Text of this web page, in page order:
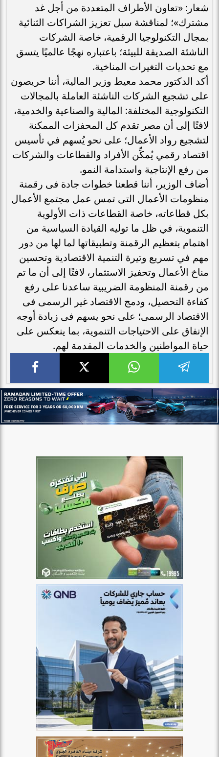
شعار: «تعاون الأطراف المتعددة من أجل غد
مشترك»؛ لمناقشة سبل تعزيز الشراكات الثنائية
بمجال التكنولوجيا الرقمية، خاصة الشركات
الناشئة الصديقة للبيئة؛ باعتباره نهجًا عالميًا يتسق
مع تحديات التغيرات المناخية.
أكد الدكتور محمد معيط وزير المالية، أننا حريصون
على تشجيع الشركات الناشئة العاملة بالمجالات
التكنولوجية المختلفة: المالية والصناعية والخدمية،
لافتًا إلى أن مصر تقدم كل المحفزات الممكنة
لتشجيع رواد الأعمال؛ على نحو يُسهم في تأسيس
اقتصاد رقمي يُمكِّن الأفراد والقطاعات والشركات
من رفع الإنتاجية واستدامة النمو.
أضاف الوزير، أننا قطعنا خطوات جادة فى رقمنة
منظومات الأعمال التى تمس عمل مجتمع الأعمال
بكل قطاعاته، خاصة القطاعات ذات الأولوية
التنموية، في ظل ما توليه القيادة السياسية من
اهتمام بتعظيم الرقمنة وتطبيقاتها لما لها من دور
مهم في تسريع وتيرة التنمية الاقتصادية وتحسين
مناخ الأعمال وتحفيز الاستثمار، لافتًا إلى أن ما تم
من رقمنة المنظومة الضريبية ساعدنا على رفع
كفاءة التحصيل، ودمج الاقتصاد غير الرسمى فى
الاقتصاد الرسمى؛ على نحو يسهم فى زيادة أوجه
الإنفاق على الاحتياجات التنموية، بما ينعكس على
حياة المواطنين والخدمات المقدمة لهم.